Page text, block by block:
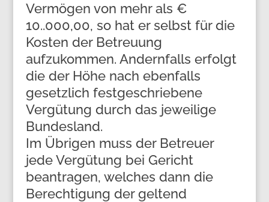
Vermögen von mehr als €
10..000,00, so hat er selbst für die
Kosten der Betreuung
aufzukommen. Andernfalls erfolgt
die der Höhe nach ebenfalls
gesetzlich festgeschriebene
Vergütung durch das jeweilige
Bundesland.
Im Übrigen muss der Betreuer
jede Vergütung bei Gericht
beantragen, welches dann die
Berechtigung der geltend